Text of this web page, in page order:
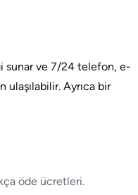
sunar ve 7/24 telefon, e-
ulaşılabilir. Ayrıca bir
öde ücretleri.